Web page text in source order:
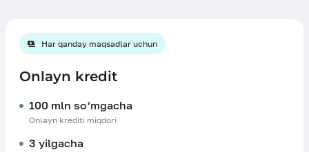
Har qanday maqsadlar uchun
Onlayn kredit
100 mln so‘mgacha
Onlayn krediti miqdori
3 yilgacha